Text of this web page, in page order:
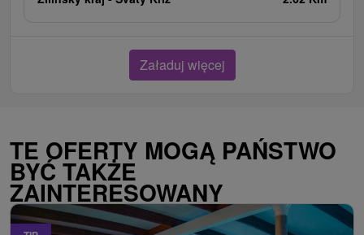
Załaduj więcej
TE OFERTY MOGĄ PAŃSTWO
BYĆ TAKŻE
ZAINTERESOWANY